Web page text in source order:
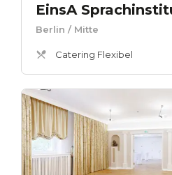
Berlin / Mitte
Catering Flexibel